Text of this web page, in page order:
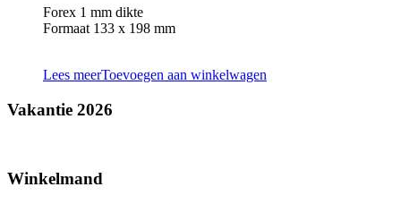
Forex 1 mm dikte
Formaat 133 x 198 mm
Lees meerToevoegen aan winkelwagen
Vakantie 2026
Winkelmand